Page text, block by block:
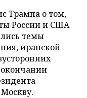
Трампа о том,
России и США
темы
иранской